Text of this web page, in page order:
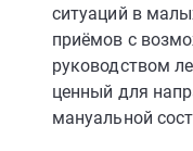
ситуаций в
приёмов с
руководством
ценный для
мануальной